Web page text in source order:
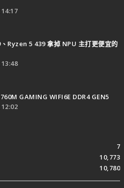
Ryzen 5 439 拿掉 NPU 主打更便宜的
GAMING WIFI6E DDR4 GEN5
7
10,773
10,780